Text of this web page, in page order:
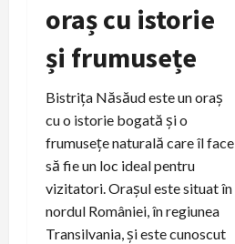
oraș cu istorie
și frumusețe
Bistrița Năsăud este un oraș
cu o istorie bogată și o
frumusețe naturală care îl face
să fie un loc ideal pentru
vizitatori. Orașul este situat în
nordul României, în regiunea
Transilvania, și este cunoscut